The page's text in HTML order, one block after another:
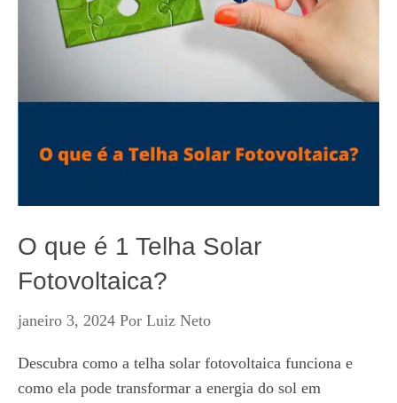
O que é 1 Telha Solar
Fotovoltaica?
janeiro 3, 2024 Por Luiz Neto
Descubra como a telha solar fotovoltaica funciona e
como ela pode transformar a energia do sol em